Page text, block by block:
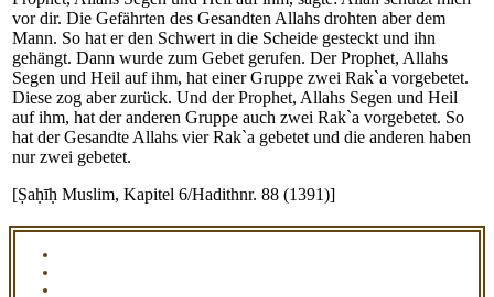
vor dir. Die Gefährten des Gesandten Allahs drohten aber dem
Mann. So hat er den Schwert in die Scheide gesteckt und ihn
gehängt. Dann wurde zum Gebet gerufen. Der Prophet, Allahs
Segen und Heil auf ihm, hat einer Gruppe zwei Rak`a vorgebetet.
Diese zog aber zurück. Und der Prophet, Allahs Segen und Heil
auf ihm, hat der anderen Gruppe auch zwei Rak`a vorgebetet. So
hat der Gesandte Allahs vier Rak`a gebetet und die anderen haben
nur zwei gebetet.
[Ṣaḥīḥ Muslim, Kapitel 6/Hadithnr. 88 (1391)]